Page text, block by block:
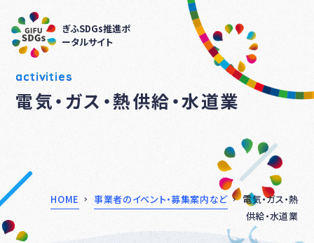
ぎふSDGs推進ポ
ータルサイト
activities
電気・ガス・熱供給・水道業
HOME 事業者のイベント・募集案内など
電気・ガス・熱
供給・水道業